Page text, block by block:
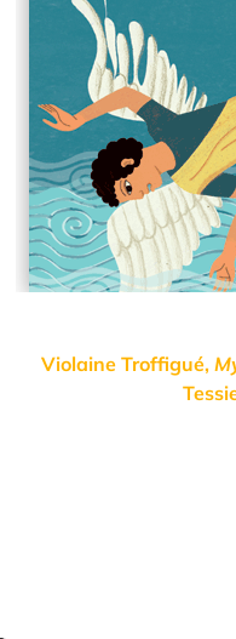
Violaine Troffigué,